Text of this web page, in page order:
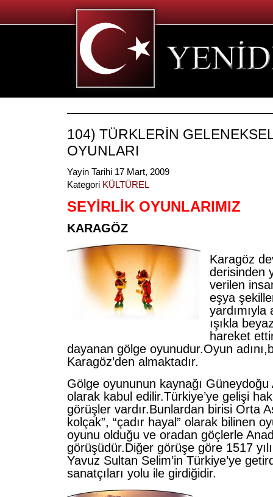
104) TÜRKLERİN
OYUNLARI
Yayin Tarihi 17 Mart, 2009
Kategori KÜLTÜREL
SEYİRLİK OYUNLARIMIZ
KARAGÖZ
Karagöz
derisinden
verilen
eşya
ışıkla
hareket
dayanan gölge oyunudur.Oyun
Karagöz’den almaktadır.
Gölge oyununun kaynağı Güneydoğu
olarak kabul edilir.Türkiye’ye gelişi
görüşler vardır.Bunlardan birisi Orta
kolçak”, “çadır hayal” olarak bilinen
oyunu olduğu ve oradan göçlerle
görüşüdür.Diğer görüşe göre 1517
Yavuz Sultan Selim’in Türkiye’ye
sanatçıları yolu ile girdiğidir.